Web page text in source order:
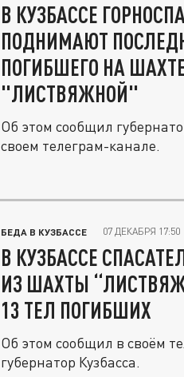
В КУЗБАССЕ
ПОДНИМАЮТ
ПОГИБШЕГО НА
"ЛИСТВЯЖНОЙ"
Об этом сообщил
своем телеграм-канале.
БЕДА В КУЗБАССЕ 07 ДЕКАБРЯ 17:50
В КУЗБАССЕ
ИЗ ШАХТЫ
13 ТЕЛ ПОГИБШИХ
Об этом сообщил в своём
губернатор Кузбасса.